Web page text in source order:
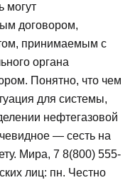
могут
договором,
принимаемым с
органа
Понятно, что чем
для системы,
нефтегазовой
— сесть на
Мира, 7 8(800) 555-
лиц: пн. Честно